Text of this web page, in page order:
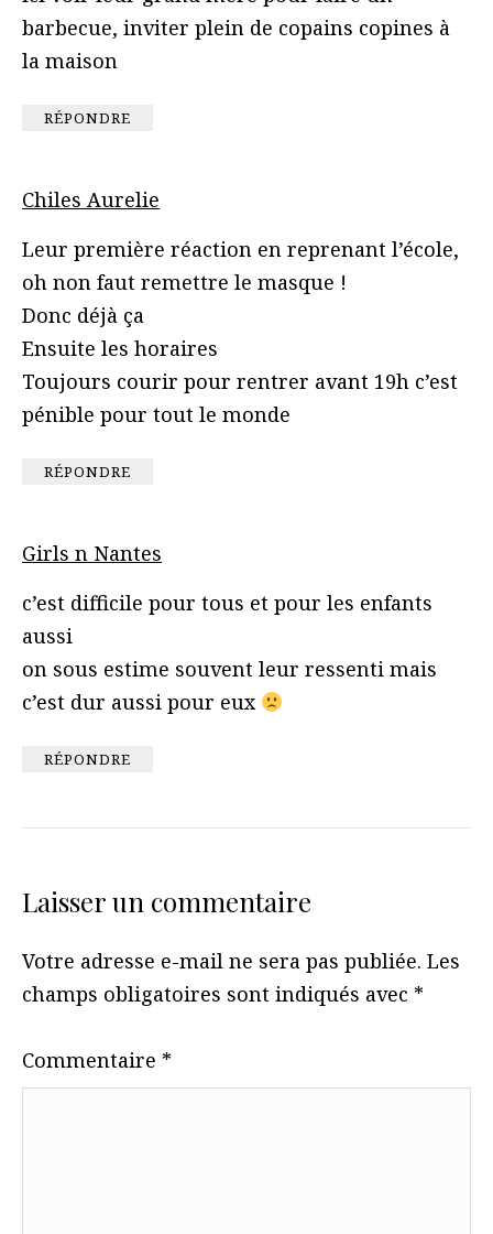
barbecue, inviter plein de copains copines à
la maison
RÉPONDRE
Chiles Aurelie
Leur première réaction en reprenant l’école,
oh non faut remettre le masque !
Donc déjà ça
Ensuite les horaires
Toujours courir pour rentrer avant 19h c’est
pénible pour tout le monde
RÉPONDRE
Girls n Nantes
c’est difficile pour tous et pour les enfants
aussi
on sous estime souvent leur ressenti mais
c’est dur aussi pour eux
RÉPONDRE
Laisser un commentaire
Votre adresse e-mail ne sera pas publiée. Les
champs obligatoires sont indiqués avec *
Commentaire *